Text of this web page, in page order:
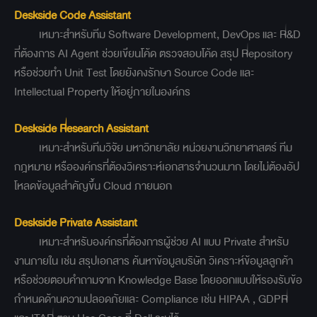
Deskside Code Assistant
เหมาะสำหรับทีม Software Development, DevOps และ R&D
ที่ต้องการ AI Agent ช่วยเขียนโค้ด ตรวจสอบโค้ด สรุป Repository
หรือช่วยทำ Unit Test โดยยังคงรักษา Source Code และ
Intellectual Property ให้อยู่ภายในองค์กร
Deskside Research Assistant
เหมาะสำหรับทีมวิจัย มหาวิทยาลัย หน่วยงานวิทยาศาสตร์ ทีม
กฎหมาย หรือองค์กรที่ต้องวิเคราะห์เอกสารจำนวนมาก โดยไม่ต้องอัป
โหลดข้อมูลสำคัญขึ้น Cloud ภายนอก
Deskside Private Assistant
เหมาะสำหรับองค์กรที่ต้องการผู้ช่วย AI แบบ Private สำหรับ
งานภายใน เช่น สรุปเอกสาร ค้นหาข้อมูลบริษัท วิเคราะห์ข้อมูลลูกค้า
หรือช่วยตอบคำถามจาก Knowledge Base โดยออกแบบให้รองรับข้อ
กำหนดด้านความปลอดภัยและ Compliance เช่น HIPAA , GDPR